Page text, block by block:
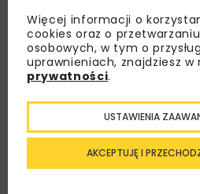
Więcej informacji o
cookies oraz o
osobowych, w tym o
uprawnieniach, znajdziesz w
prywatności.
AKCEPTUJĘ I
USTAWIENIA